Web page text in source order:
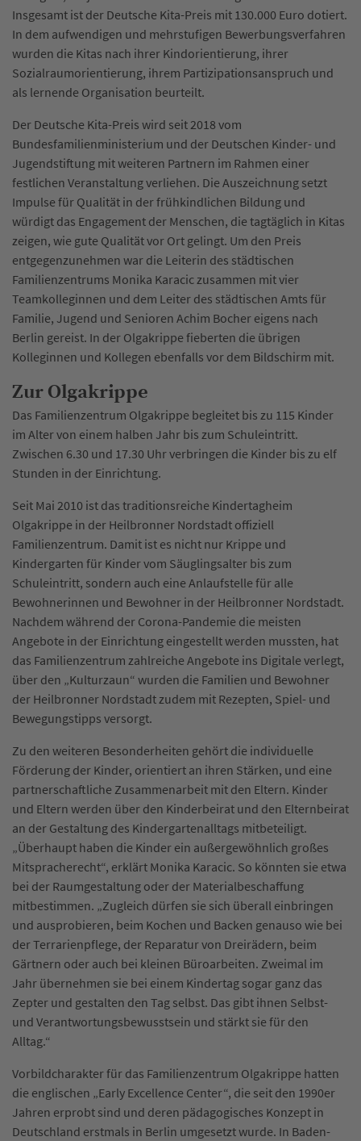
Insgesamt ist der Deutsche Kita-Preis mit 130.000 Euro dotiert.
In dem aufwendigen und mehrstufigen Bewerbungsverfahren
wurden die Kitas nach ihrer Kindorientierung, ihrer
Sozialraumorientierung, ihrem Partizipationsanspruch und
als lernende Organisation beurteilt.
Der Deutsche Kita-Preis wird seit 2018 vom
Bundesfamilienministerium und der Deutschen Kinder- und
Jugendstiftung mit weiteren Partnern im Rahmen einer
festlichen Veranstaltung verliehen. Die Auszeichnung setzt
Impulse für Qualität in der frühkindlichen Bildung und
würdigt das Engagement der Menschen, die tagtäglich in Kitas
zeigen, wie gute Qualität vor Ort gelingt. Um den Preis
entgegenzunehmen war die Leiterin des städtischen
Familienzentrums Monika Karacic zusammen mit vier
Teamkolleginnen und dem Leiter des städtischen Amts für
Familie, Jugend und Senioren Achim Bocher eigens nach
Berlin gereist. In der Olgakrippe fieberten die übrigen
Kolleginnen und Kollegen ebenfalls vor dem Bildschirm mit.
Zur Olgakrippe
Das Familienzentrum Olgakrippe begleitet bis zu 115 Kinder
im Alter von einem halben Jahr bis zum Schuleintritt.
Zwischen 6.30 und 17.30 Uhr verbringen die Kinder bis zu elf
Stunden in der Einrichtung.
Seit Mai 2010 ist das traditionsreiche Kindertagheim
Olgakrippe in der Heilbronner Nordstadt offiziell
Familienzentrum. Damit ist es nicht nur Krippe und
Kindergarten für Kinder vom Säuglingsalter bis zum
Schuleintritt, sondern auch eine Anlaufstelle für alle
Bewohnerinnen und Bewohner in der Heilbronner Nordstadt.
Nachdem während der Corona-Pandemie die meisten
Angebote in der Einrichtung eingestellt werden mussten, hat
das Familienzentrum zahlreiche Angebote ins Digitale verlegt,
über den „Kulturzaun“ wurden die Familien und Bewohner
der Heilbronner Nordstadt zudem mit Rezepten, Spiel- und
Bewegungstipps versorgt.
Zu den weiteren Besonderheiten gehört die individuelle
Förderung der Kinder, orientiert an ihren Stärken, und eine
partnerschaftliche Zusammenarbeit mit den Eltern. Kinder
und Eltern werden über den Kinderbeirat und den Elternbeirat
an der Gestaltung des Kindergartenalltags mitbeteiligt.
„Überhaupt haben die Kinder ein außergewöhnlich großes
Mitspracherecht“, erklärt Monika Karacic. So könnten sie etwa
bei der Raumgestaltung oder der Materialbeschaffung
mitbestimmen. „Zugleich dürfen sie sich überall einbringen
und ausprobieren, beim Kochen und Backen genauso wie bei
der Terrarienpflege, der Reparatur von Dreirädern, beim
Gärtnern oder auch bei kleinen Büroarbeiten. Zweimal im
Jahr übernehmen sie bei einem Kindertag sogar ganz das
Zepter und gestalten den Tag selbst. Das gibt ihnen Selbst-
und Verantwortungsbewusstsein und stärkt sie für den
Alltag.“
Vorbildcharakter für das Familienzentrum Olgakrippe hatten
die englischen „Early Excellence Center“, die seit den 1990er
Jahren erprobt sind und deren pädagogisches Konzept in
Deutschland erstmals in Berlin umgesetzt wurde. In Baden-